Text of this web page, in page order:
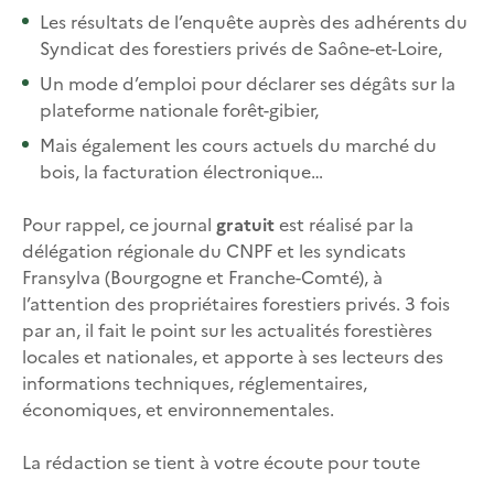
Les résultats de l’enquête auprès des adhérents du
Syndicat des forestiers privés de Saône-et-Loire,
Un mode d’emploi pour déclarer ses dégâts sur la
plateforme nationale forêt-gibier,
Mais également les cours actuels du marché du
bois, la facturation électronique…
Pour rappel, ce journal gratuitest réalisé par la
délégation régionale du CNPF et les syndicats
Fransylva (Bourgogne et Franche-Comté), à
l’attention des propriétaires forestiers privés. 3 fois
par an, il fait le point sur les actualités forestières
locales et nationales, et apporte à ses lecteurs des
informations techniques, réglementaires,
économiques, et environnementales.
La rédaction se tient à votre écoute pour toute